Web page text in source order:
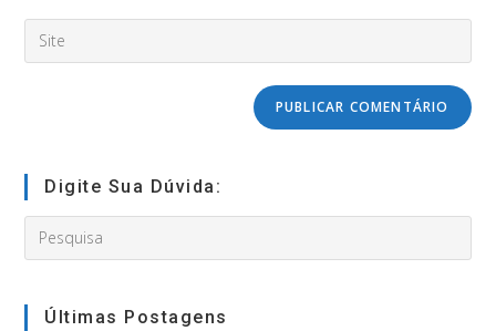
de
usuário
para
address
to
(opcional)
Digite Sua Dúvida:
this
Últimas Postagens